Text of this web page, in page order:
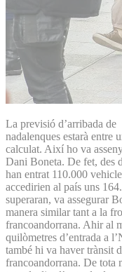
La previsió d’arribada de
nadalenques estarà entre
calculat. Així ho va
Dani Boneta. De fet, des
han entrat 110.000
accedirien al país uns
superaran, va assegurar
manera similar tant a la
francoandorrana. Ahir al
quilòmetres d’entrada a
també hi va haver trànsit
francoandorrana. De tota